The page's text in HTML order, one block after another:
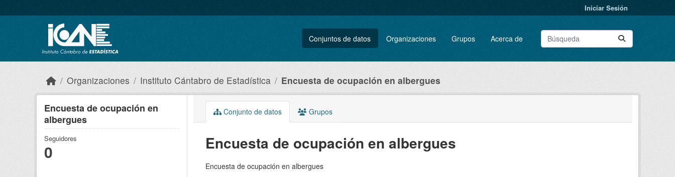
Iniciar Sesión
Conjuntos de datos Organizaciones Grupos Acerca de
Organizaciones Instituto Cántabro de Estadística Encuesta de ocupación en albergues
Encuesta de ocupación en
albergues
Seguidores
0
Conjunto de datos Grupos
Encuesta de ocupación en albergues
Encuesta de ocupación en albergues